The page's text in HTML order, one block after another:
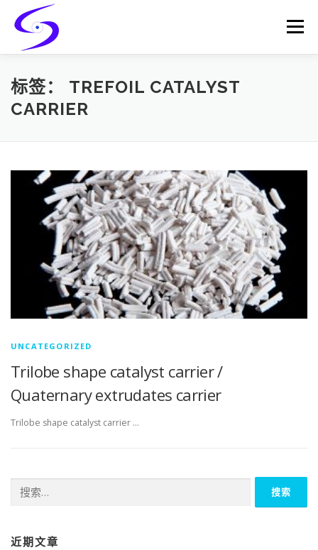
content
Menu
HOME PRODUCTS CATALYST-CARRIER
标签： TREFOIL CATALYST
CARRIER
UNCATEGORIZED
Trilobe shape catalyst carrier /
Quaternary extrudates carrier
Trilobe shape catalyst carrier …
索：
近期文章